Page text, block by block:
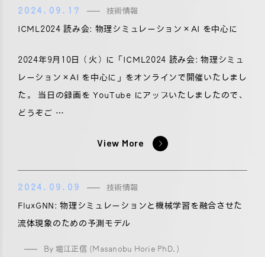
2024.09.17 技術情報
ICML2024 読み会: 物理シミュレーション×AI を中心に
2024年9月10日（火）に「ICML2024 読み会: 物理シミュ
レーション×AI を中心に」をオンラインで開催いたしまし
た。 当日の録画を YouTube にアップいたしましたので、
どうぞご …
View More
2024.09.09 技術情報
FluxGNN: 物理シミュレーションと機械学習を融合させた
流体現象のための予測モデル
By 堀江正信 (Masanobu Horie PhD.)